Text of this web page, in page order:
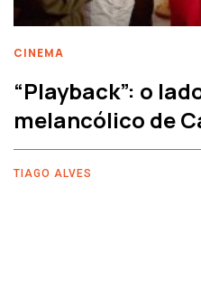
CINEMA
“Playback”: o
melancólico de
TIAGO ALVES